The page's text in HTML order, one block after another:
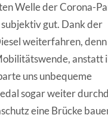
Welle der Corona-
gut. Dank der
weiterfahren,
anstatt
uns unbequeme
sogar weiter
eine Brücke